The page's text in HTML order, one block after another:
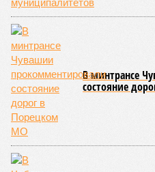
В минтрансе
состояние